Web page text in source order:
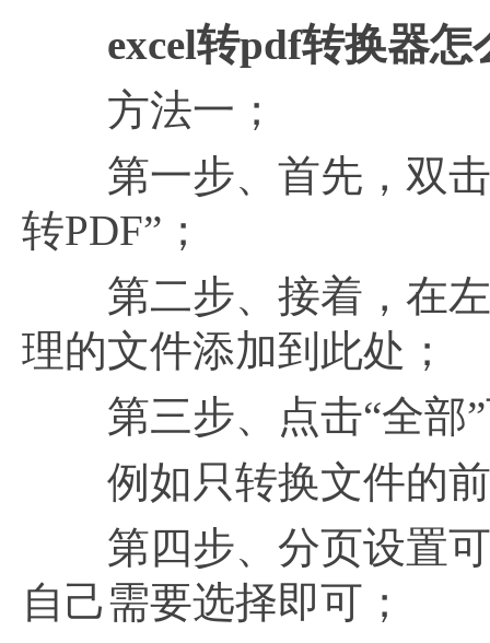
excel转pdf转换器怎
方法一；
第一步、首先，双击
转PDF”；
第二步、接着，在左
理的文件添加到此处；
第三步、点击“全部”
例如只转换文件的前
第四步、分页设置可
自己需要选择即可；